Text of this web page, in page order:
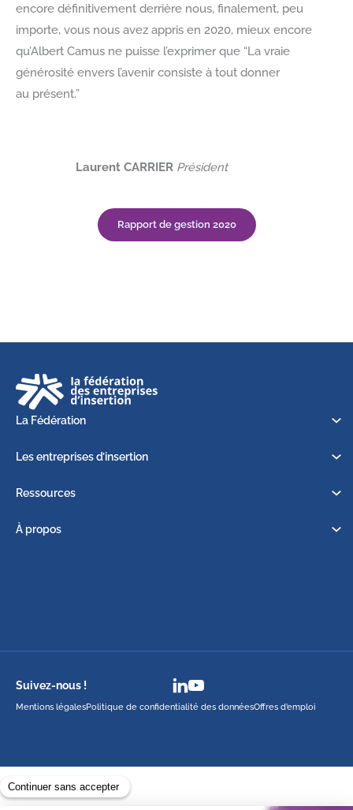
encore définitivement derrière nous, finalement, peu
importe, vous nous avez appris en 2020, mieux encore
qu’Albert Camus ne puisse l’exprimer que “La vraie
générosité envers l’avenir consiste à tout donner
au présent.”
Laurent CARRIER Président
Rapport de gestion 2020
La Fédération
Les entreprises d’insertion
Ressources
À propos
Suivez-nous !
Mentions légalesPolitique de confidentialité des donnéesOffres d’emploi